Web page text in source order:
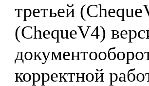
третьей
(ChequeV4)
корректной